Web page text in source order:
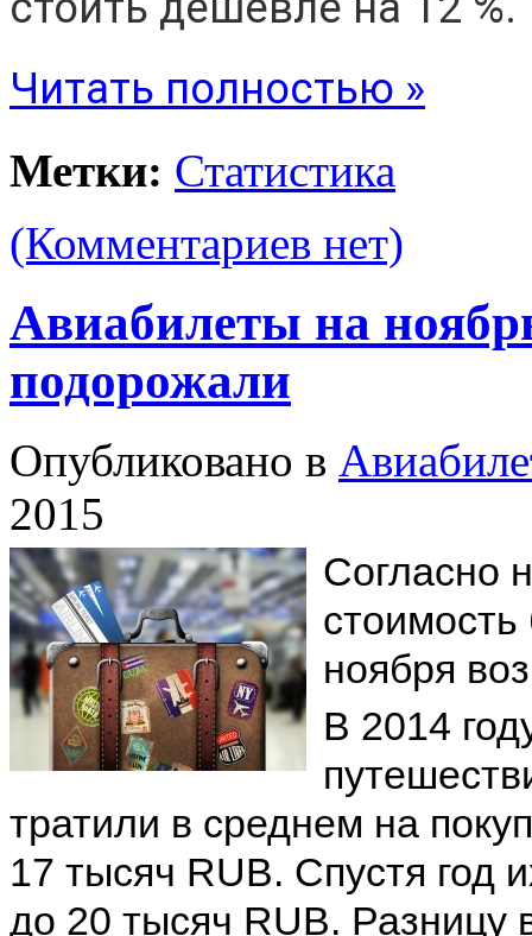
Читать полностью »
Метки: Статистика
(Комментариев нет)
Авиабилеты на
подорожали
Опубликовано в
2015
Согласно
ноября
В 2014
тратили в среднем на
17 тысяч RUB. Спустя год
до 20 тысяч RUB. Разницу